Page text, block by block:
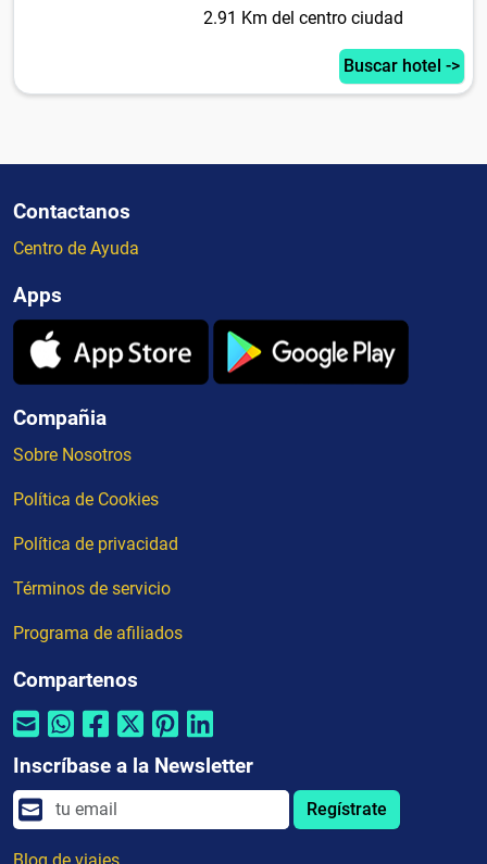
2.91 Km del centro ciudad
Buscar hotel ->
Contactanos
Centro de Ayuda
Apps
Compañia
Sobre Nosotros
Política de Cookies
Política de privacidad
Términos de servicio
Programa de afiliados
Compartenos
Inscríbase a la Newsletter
Regístrate
Blog de viajes